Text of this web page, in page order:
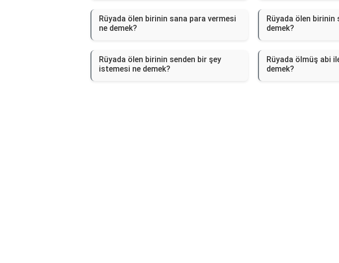
Rüyada ölen birinin sana para vermesi
ne demek?
Rüyada ölen birinin
demek?
Rüyada ölen birinin senden bir şey
istemesi ne demek?
Rüyada ölmüş abi
demek?